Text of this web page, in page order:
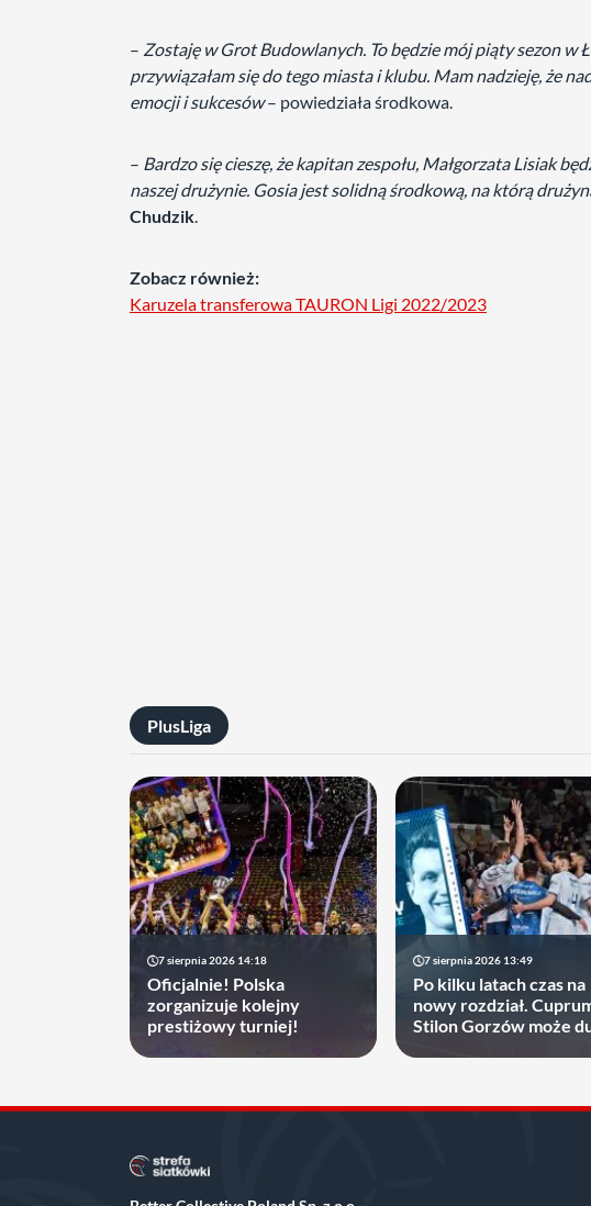
– Zostaję w Grot Budowlanych. To będzie mój piąty sezon w
przywiązałam się do tego miasta i klubu. Mam nadzieję, że
emocji i sukcesów– powiedziała środkowa.
– Bardzo się cieszę, że kapitan zespołu, Małgorzata Lisiak
naszej drużynie. Gosia jest solidną środkową, na którą
Chudzik.
Zobacz również:
Karuzela transferowa TAURON Ligi 2022/2023
PlusLiga
7 sierpnia 2026 14:18
Oficjalnie! Polska
zorganizuje kolejny
prestiżowy turniej!
7 sierpnia 2026 13:49
Po kilku latach czas na
nowy rozdział.
Stilon Gorzów może